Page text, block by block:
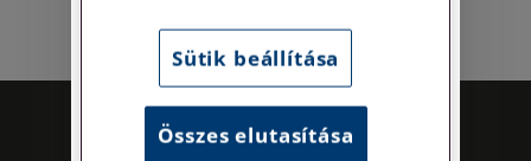
szerdai napokon érhető el.
Címünk: 1087 Budapest, Hungária körút
30/A. 8. emelet. Pontos megközelítési
menüpont alatt érhető el.
Sütik beállítása
Összes elutasítása